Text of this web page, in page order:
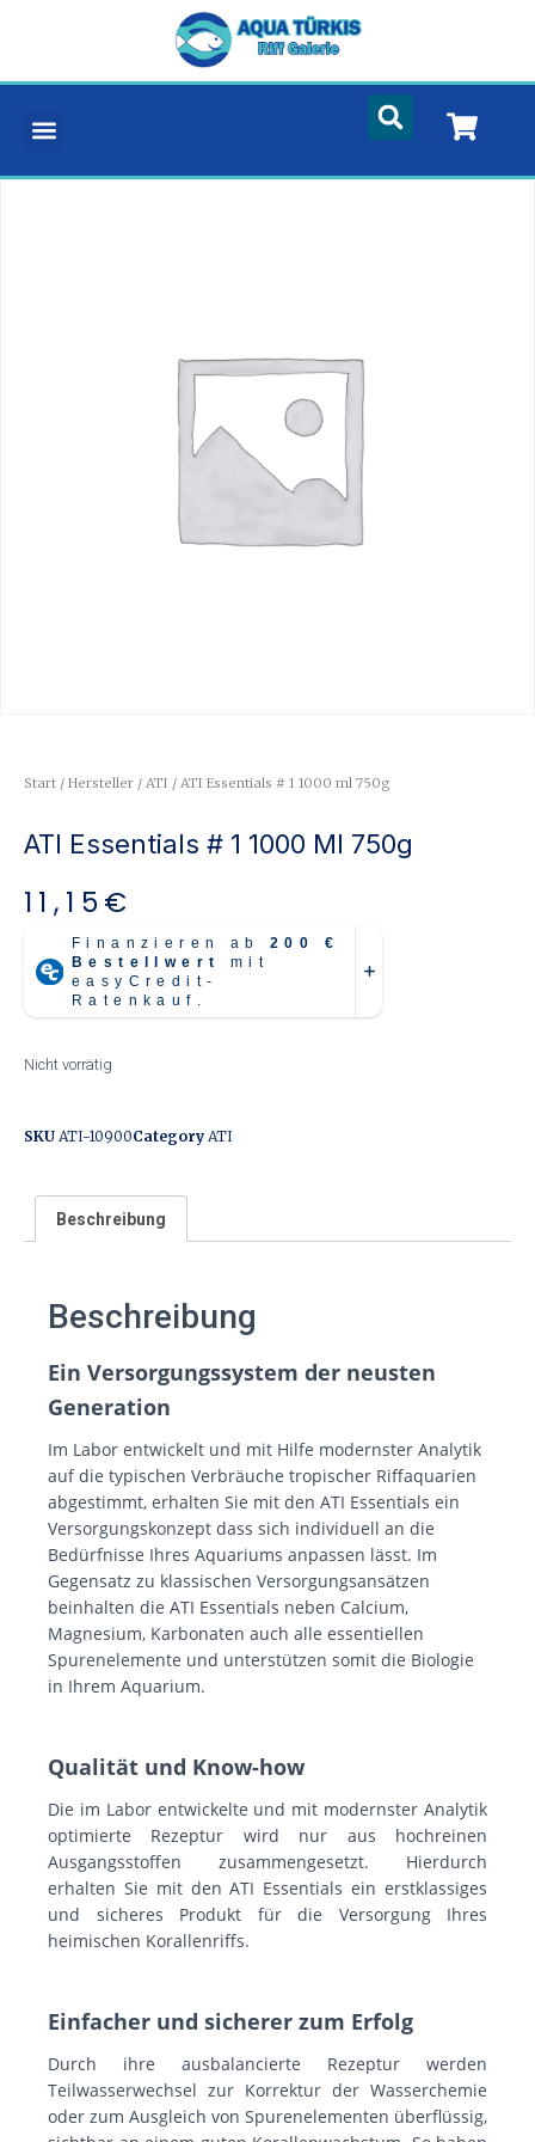
Start / Hersteller / ATI / ATI Essentials # 1 1000 ml 750g
ATI Essentials # 1 1000 Ml 750g
11,15€
Nicht vorrätig
SKU ATI-10900Category ATI
Beschreibung
Beschreibung
Ein Versorgungssystem der neusten
Generation
Im Labor entwickelt und mit Hilfe modernster Analytik
auf die typischen Verbräuche tropischer Riffaquarien
abgestimmt, erhalten Sie mit den ATI Essentials ein
Versorgungskonzept dass sich individuell an die
Bedürfnisse Ihres Aquariums anpassen lässt. Im
Gegensatz zu klassischen Versorgungsansätzen
beinhalten die ATI Essentials neben Calcium,
Magnesium, Karbonaten auch alle essentiellen
Spurenelemente und unterstützen somit die Biologie
in Ihrem Aquarium.
Qualität und Know-how
Die im Labor entwickelte und mit modernster Analytik
optimierte Rezeptur wird nur aus hochreinen
Ausgangsstoffen zusammengesetzt. Hierdurch
erhalten Sie mit den ATI Essentials ein erstklassiges
und sicheres Produkt für die Versorgung Ihres
heimischen Korallenriffs.
Einfacher und sicherer zum Erfolg
Durch ihre ausbalancierte Rezeptur werden
Teilwasserwechsel zur Korrektur der Wasserchemie
oder zum Ausgleich von Spurenelementen überflüssig,